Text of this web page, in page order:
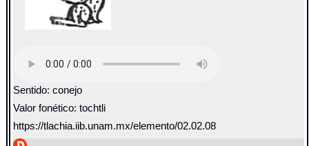
Sentido: conejo
Valor fonético: tochtli
https://tlachia.iib.unam.mx/elemento/02.02.08